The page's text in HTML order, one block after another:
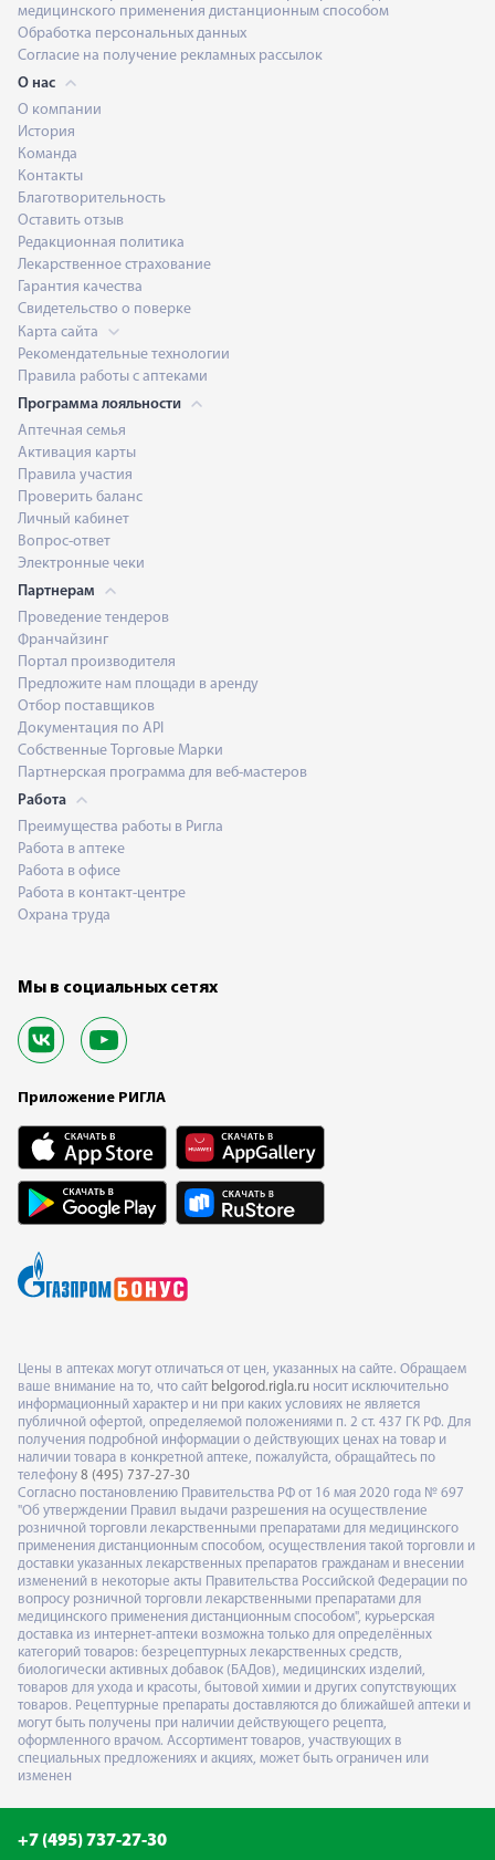
медицинского применения дистанционным способом
Обработка персональных данных
Согласие на получение рекламных рассылок
О нас
О компании
История
Команда
Контакты
Благотворительность
Оставить отзыв
Редакционная политика
Лекарственное страхование
Гарантия качества
Свидетельство о поверке
Карта сайта
Рекомендательные технологии
Правила работы с аптеками
Программа лояльности
Аптечная семья
Активация карты
Правила участия
Проверить баланс
Личный кабинет
Вопрос-ответ
Электронные чеки
Партнерам
Проведение тендеров
Франчайзинг
Портал производителя
Предложите нам площади в аренду
Отбор поставщиков
Документация по API
Собственные Торговые Марки
Партнерская программа для веб-мастеров
Работа
Преимущества работы в Ригла
Работа в аптеке
Работа в офисе
Работа в контакт-центре
Охрана труда
Мы в социальных сетях
Приложение РИГЛА
Цены в аптеках могут отличаться от цен, указанных на сайте. Обращаем
ваше внимание на то, что сайт belgorod.rigla.ru носит исключительно
информационный характер и ни при каких условиях не является
публичной офертой, определяемой положениями п. 2 ст. 437 ГК РФ. Для
получения подробной информации о действующих ценах на товар и
наличии товара в конкретной аптеке, пожалуйста, обращайтесь по
телефону 8 (495) 737-27-30
Согласно постановлению Правительства РФ от 16 мая 2020 года № 697
"Об утверждении Правил выдачи разрешения на осуществление
розничной торговли лекарственными препаратами для медицинского
применения дистанционным способом, осуществления такой торговли и
доставки указанных лекарственных препаратов гражданам и внесении
изменений в некоторые акты Правительства Российской Федерации по
вопросу розничной торговли лекарственными препаратами для
медицинского применения дистанционным способом", курьерская
доставка из интернет-аптеки возможна только для определённых
категорий товаров: безрецептурных лекарственных средств,
биологически активных добавок (БАДов), медицинских изделий,
товаров для ухода и красоты, бытовой химии и других сопутствующих
товаров. Рецептурные препараты доставляются до ближайшей аптеки и
могут быть получены при наличии действующего рецепта,
оформленного врачом. Ассортимент товаров, участвующих в
специальных предложениях и акциях, может быть ограничен или
изменен
+7 (495) 737-27-30